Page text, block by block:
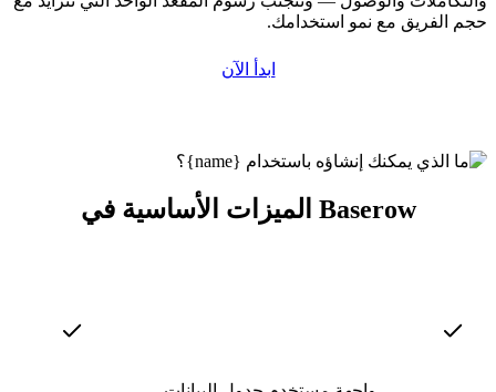
حجم الفريق مع نمو استخدامك.
ابدأ الآن
الميزات الأساسية في Baserow